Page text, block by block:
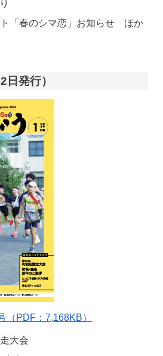
「春のシマ恋」お知らせ ほか
発行）
（PDF：7,168KB）
大会